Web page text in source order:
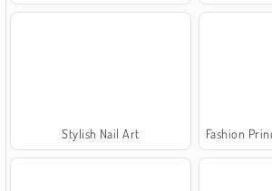
Stylish Nail Art